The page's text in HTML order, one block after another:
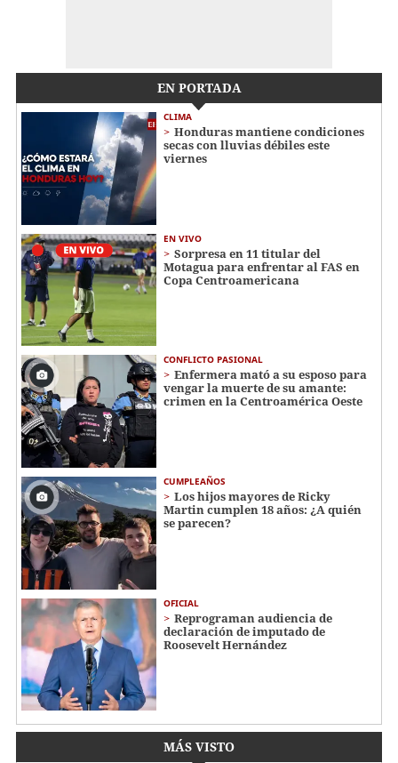
EN PORTADA
CLIMA
Honduras mantiene condiciones
secas con lluvias débiles este
viernes
EN VIVO
Sorpresa en 11 titular del
Motagua para enfrentar al FAS en
Copa Centroamericana
CONFLICTO PASIONAL
Enfermera mató a su esposo para
vengar la muerte de su amante:
crimen en la Centroamérica Oeste
CUMPLEAÑOS
Los hijos mayores de Ricky
Martin cumplen 18 años: ¿A quién
se parecen?
OFICIAL
Reprograman audiencia de
declaración de imputado de
Roosevelt Hernández
MÁS VISTO